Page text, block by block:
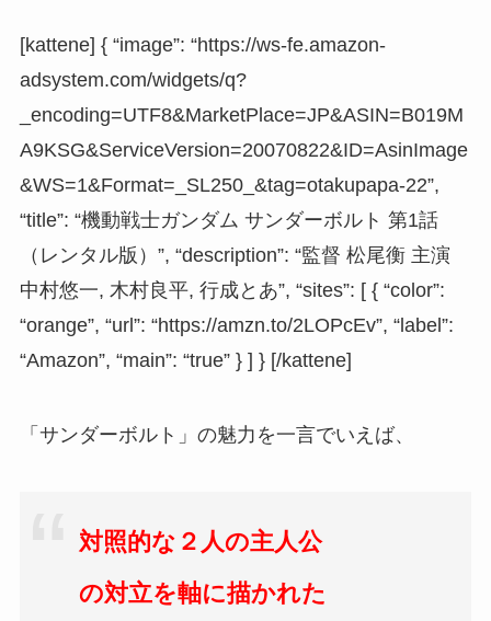
[kattene] { “image”: “https://ws-fe.amazon-
adsystem.com/widgets/q?
_encoding=UTF8&MarketPlace=JP&ASIN=B019M
A9KSG&ServiceVersion=20070822&ID=AsinImage
&WS=1&Format=_SL250_&tag=otakupapa-22”,
“title”: “機動戦士ガンダム サンダーボルト 第1話
（レンタル版）”, “description”: “監督 松尾衡 主演
中村悠一, 木村良平, 行成とあ”, “sites”: [ { “color”:
“orange”, “url”: “https://amzn.to/2LOPcEv”, “label”:
“Amazon”, “main”: “true” } ] } [/kattene]
「サンダーボルト」の魅力を一言でいえば、
対照的な２人の主人公
の対立を軸に描かれた